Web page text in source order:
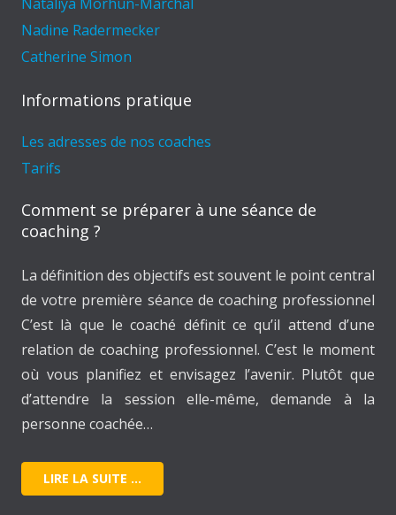
Nadine Radermecker
Catherine Simon
Informations pratique
Les adresses de nos coaches
Tarifs
Comment se préparer à une séance de
coaching ?
La définition des objectifs est souvent le point central
de votre première séance de coaching professionnel
C’est là que le coaché définit ce qu’il attend d’une
relation de coaching professionnel. C’est le moment
où vous planifiez et envisagez l’avenir. Plutôt que
d’attendre la session elle-même, demande à la
personne coachée…
LIRE LA SUITE …